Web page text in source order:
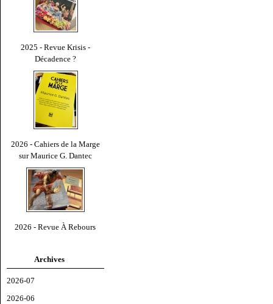
2025 - Revue Krisis -
Décadence ?
2026 - Cahiers de la Marge
sur Maurice G. Dantec
2026 - Revue À Rebours
Archives
2026-07
2026-06